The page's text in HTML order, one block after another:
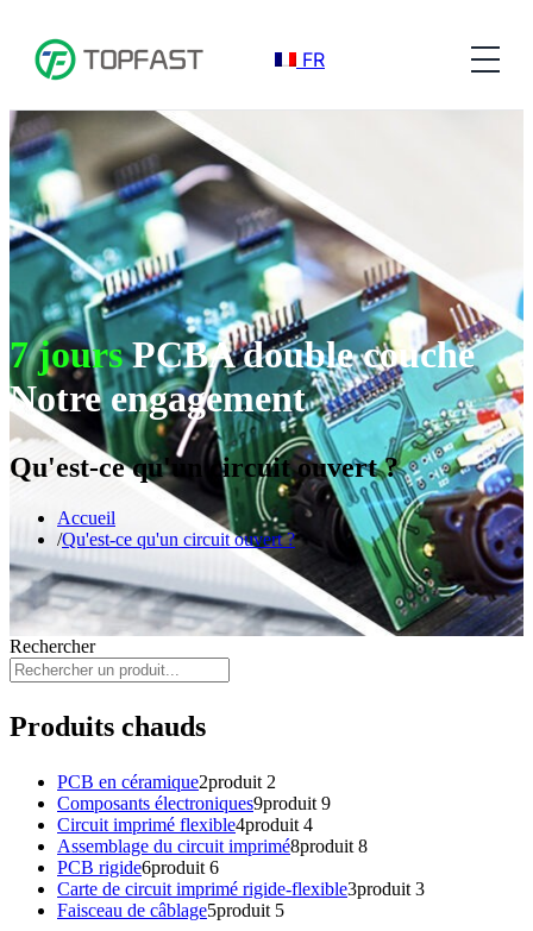
FR
7 joursPCBA double couche
Notre engagement
Qu'est-ce qu'un circuit ouvert ?
Accueil
Qu'est-ce qu'un circuit ouvert ?
Rechercher
Produits chauds
PCB en céramique2produit 2
Composants électroniques9produit 9
Circuit imprimé flexible4produit 4
Assemblage du circuit imprimé8produit 8
PCB rigide6produit 6
Carte de circuit imprimé rigide-flexible3produit 3
Faisceau de câblage5produit 5